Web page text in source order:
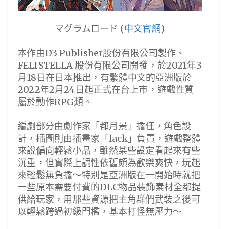
マグラムロード (中文官網)
本作由D3 Publisher股份有限公司製作、
FELISTELLA 股份有限公司開發，於2021年3
月18日在日本推出，有繁體中文的亞洲版於
2022年2月24日起正式在台上市，遊戲性質
屬於動作RPG類。
編劇部分由劇作家「都月景」擔任，角色設
計，插圖則由插畫家「lack」負責，遊戲整體
來說偏向輕鬆小品，雖然某些設定看起來有些
沉重，但實際上調性依舊頗為歡樂爽快，玩起
來輕鬆無負擔～特別是亞洲版在一開始時就把
一些原本需要付費的DLC物品裝飾素材全都提
供給玩家，用那些資源把主角群們武裝之後可
以輕鬆跨過初級門檻，基本打怪無壓力～